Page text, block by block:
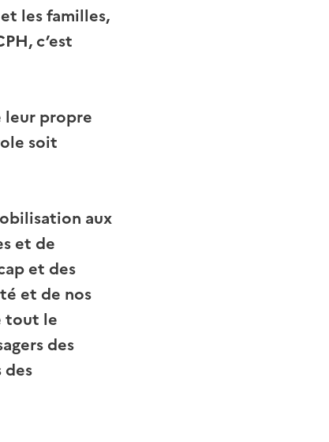
les familles,
c’est
leur propre
soit
aux
et de
et des
et de nos
tout le
des
des